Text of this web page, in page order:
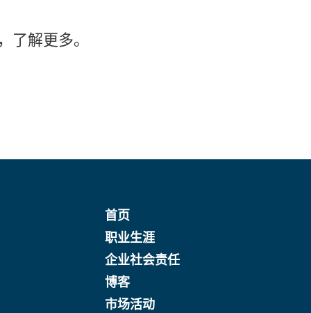
解更多。
首页
职业生涯
企业社会责任
博客
市场活动